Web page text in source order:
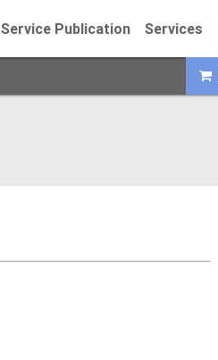
Service Publication Services